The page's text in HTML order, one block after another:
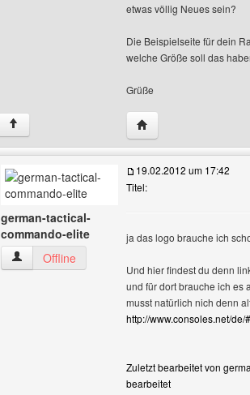
etwas völlig Neues sein?
Die Beispielseite für dein
welche Größe soll das
Grüße
↑ Website dieses
german-tactical-
commando-elite
german-tactical-commando-elite Benutzer-
Offline
19.02.2012 um 17:42
Titel:
ja das logo brauche ich
Und hier findest du denn
und für dort brauche ich es
musst natürlich nich denn
http://www.consoles.net/
Zuletzt bearbeitet von
bearbeitet